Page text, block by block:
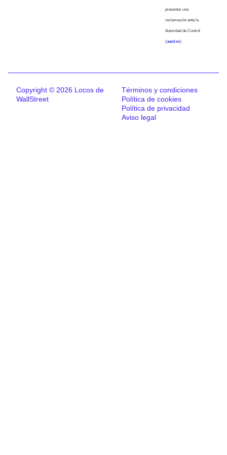
presentar una
reclamación ante la
Autoridad de Control
(aepd.es).
Copyright © 2026 Locos de
WallStreet
Términos y condiciones
Política de cookies
Política de privacidad
Aviso legal